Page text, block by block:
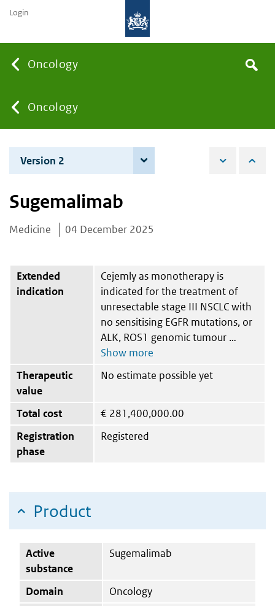
Oncology
You
are
here:
Oncology
the
Search
Login
Version 2
Sugemalimab
Medicine 04 December 2025
Extended
indication
Cejemly as monotherapy is
indicated for the treatment of
unresectable stage III NSCLC with
no sensitising EGFR mutations, or
ALK, ROS1 genomic tumour
Therapeutic
value
No estimate possible yet
Total cost € 281,400,000.00
Registration
phase
Registered
Product
Active
substance
Sugemalimab
Domain
Oncology